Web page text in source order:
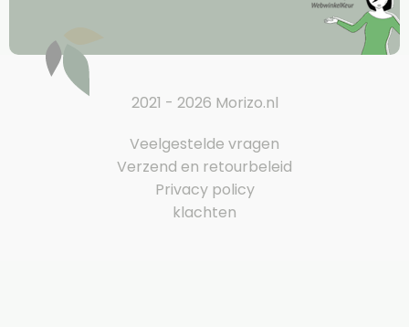
2021 - 2026 Morizo.nl
Veelgestelde vragen
Verzend en retourbeleid
Privacy policy
klachten